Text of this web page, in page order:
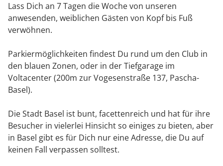
Lass Dich an 7 Tagen die Woche von unseren
anwesenden, weiblichen Gästen von Kopf bis Fuß
verwöhnen.
Parkiermöglichkeiten findest Du rund um den Club in
den blauen Zonen, oder in der Tiefgarage im
Voltacenter (200m zur Vogesenstraße 137, Pascha-
Basel).
Die Stadt Basel ist bunt, facettenreich und hat für ihre
Besucher in vielerlei Hinsicht so einiges zu bieten, aber
in Basel gibt es für Dich nur eine Adresse, die Du auf
keinen Fall verpassen solltest.